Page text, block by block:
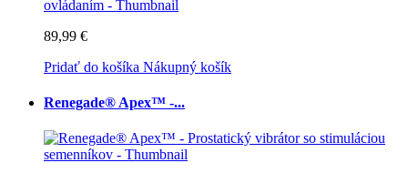
89,99 €
Pridať do košíka Nákupný košík
Renegade® Apex™ -...